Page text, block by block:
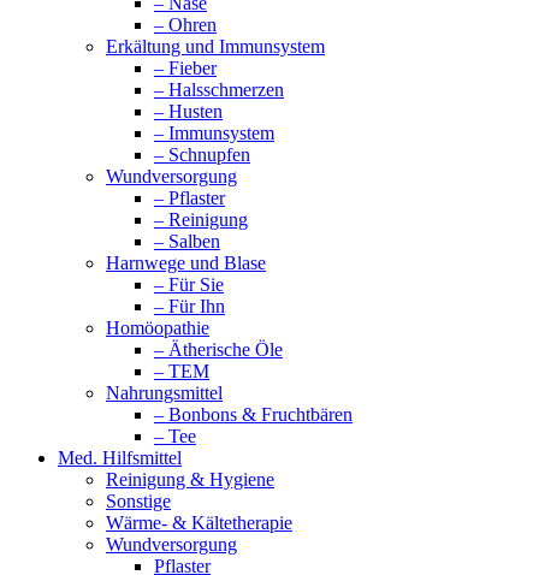
– Ohren
Erkältung und Immunsystem
– Fieber
– Halsschmerzen
– Husten
– Immunsystem
– Schnupfen
Wundversorgung
– Pflaster
– Reinigung
– Salben
Harnwege und Blase
– Für Sie
– Für Ihn
Homöopathie
– Ätherische Öle
– TEM
Nahrungsmittel
– Bonbons & Fruchtbären
– Tee
Med. Hilfsmittel
Reinigung & Hygiene
Sonstige
Wärme- & Kältetherapie
Wundversorgung
Pflaster